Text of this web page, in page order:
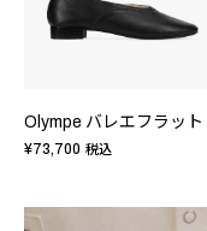
¥73,700 税込